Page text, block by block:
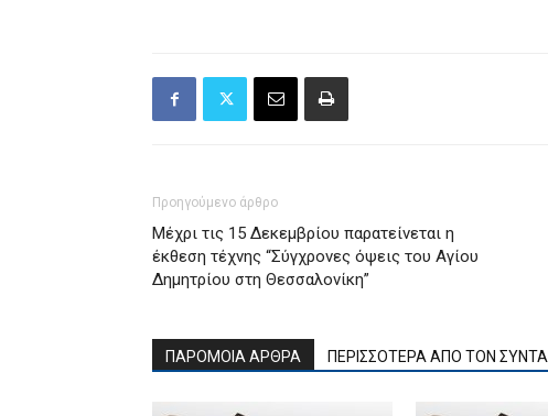
Προηγούμενο άρθρο
Μέχρι τις 15 Δεκεμβρίου παρατείνεται η
έκθεση τέχνης “Σύγχρονες όψεις του Αγίου
Δημητρίου στη Θεσσαλονίκη”
ΠΑΡΟΜΟΙΑ ΑΡΘΡΑ ΠΕΡΙΣΣΟΤΕΡΑ ΑΠΟ ΤΟΝ